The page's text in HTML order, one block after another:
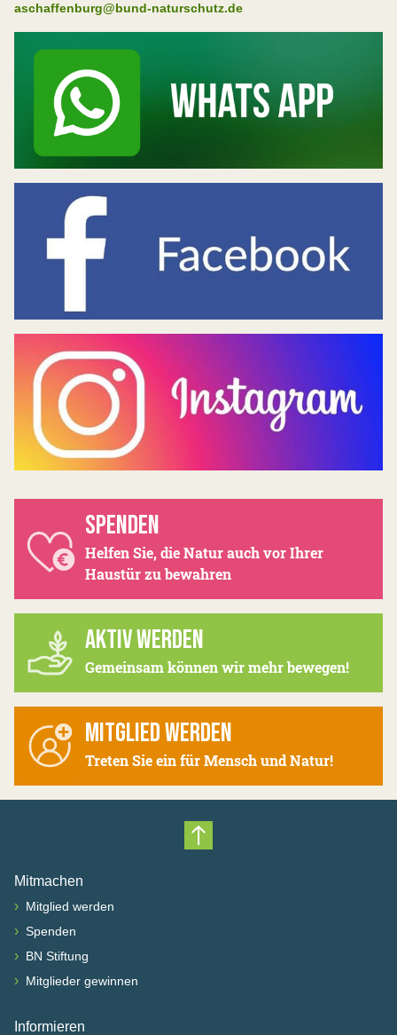
aschaffenburg@bund-naturschutz.de
SPENDEN
Helfen Sie, die Natur auch vor Ihrer
Haustür zu bewahren
AKTIV WERDEN
Gemeinsam können wir mehr bewegen!
MITGLIED WERDEN
Treten Sie ein für Mensch und Natur!
Nach oben scrollen
Mitmachen
› Mitglied werden
› Spenden
› BN Stiftung
› Mitglieder gewinnen
Informieren